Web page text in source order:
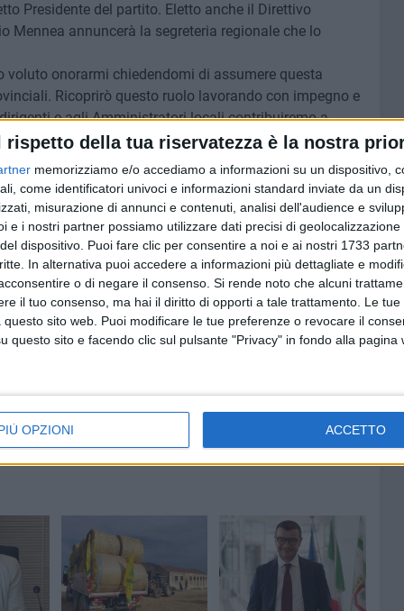
rispetto della tua riservatezza è la nostra
memorizziamo e/o accediamo a informazioni su un dispositivo,
come identificatori univoci e informazioni standard inviate da un
misurazione di annunci e contenuti, analisi dell'audience e
e i nostri partner possiamo utilizzare dati precisi di
dispositivo. Puoi fare clic per consentire a noi e ai nostri 1733
In alternativa puoi accedere a informazioni più dettagliate e
o di negare il consenso. Si rende noto che alcuni
il tuo consenso, ma hai il diritto di opporti a tale trattamento. Le
sito web. Puoi modificare le tue preferenze o revocare il
questo sito e facendo clic sul pulsante "Privacy" in fondo alla pagina
OPZIONI ACCETTO
Presidente del partito. Eletto anche il Direttivo
Mennea annuncerà la segreteria regionale che lo
onorarmi chiedendomi di assumere questa
Ricoprirò questo ruolo lavorando con impegno e
e agli Amministratori locali contribuiremo a
Continueremo insieme a promuovere i valori
pugliesi, ponendo al centro competenza, serietà e
Mennea.
fa
8 AGOSTO 2026
Futsal Andria, è tempo di Serie B:
il punto tra riconferme e
calendario